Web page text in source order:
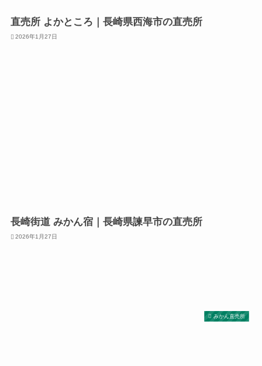
直売所 よかところ｜長崎県西海市の直売所
2026年1月27日
長崎街道 みかん宿｜長崎県諫早市の直売所
2026年1月27日
みかん直売所